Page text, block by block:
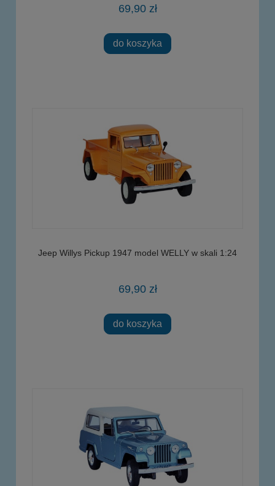
69,90 zł
do koszyka
Jeep Willys Pickup 1947 model WELLY w skali 1:24
69,90 zł
do koszyka